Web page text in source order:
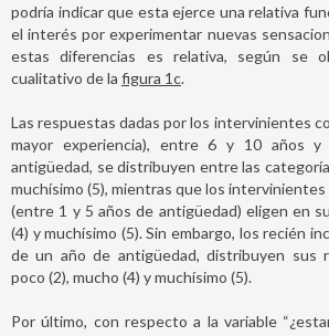
podría indicar que esta ejerce una relativa
el interés por experimentar nuevas
estas diferencias es relativa, según se
cualitativo de la figura 1c.
Las respuestas dadas por los intervinientes
mayor experiencia), entre 6 y 10 años
antigüedad, se distribuyen entre las
muchísimo (5), mientras que los
(entre 1 y 5 años de antigüedad) eligen en
(4) y muchísimo (5). Sin embargo, los recién
de un año de antigüedad, distribuyen sus
poco (2), mucho (4) y muchísimo (5).
Por último, con respecto a la variable